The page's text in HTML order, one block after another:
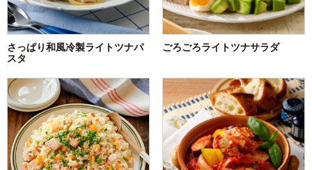
さっぱり和風冷製ライトツナパ
スタ
ごろごろライトツナサラダ